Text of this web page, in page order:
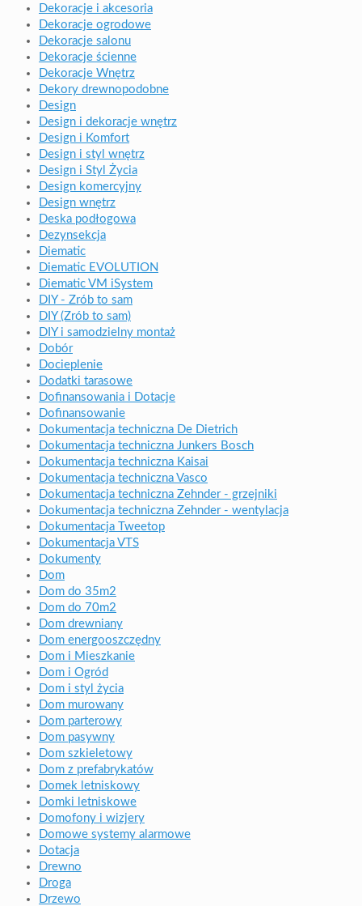
Dekoracje i akcesoria
Dekoracje ogrodowe
Dekoracje salonu
Dekoracje ścienne
Dekoracje Wnętrz
Dekory drewnopodobne
Design
Design i dekoracje wnętrz
Design i Komfort
Design i styl wnętrz
Design i Styl Życia
Design komercyjny
Design wnętrz
Deska podłogowa
Dezynsekcja
Diematic
Diematic EVOLUTION
Diematic VM iSystem
DIY - Zrób to sam
DIY (Zrób to sam)
DIY i samodzielny montaż
Dobór
Docieplenie
Dodatki tarasowe
Dofinansowania i Dotacje
Dofinansowanie
Dokumentacja techniczna De Dietrich
Dokumentacja techniczna Junkers Bosch
Dokumentacja techniczna Kaisai
Dokumentacja techniczna Vasco
Dokumentacja techniczna Zehnder - grzejniki
Dokumentacja techniczna Zehnder - wentylacja
Dokumentacja Tweetop
Dokumentacja VTS
Dokumenty
Dom
Dom do 35m2
Dom do 70m2
Dom drewniany
Dom energooszczędny
Dom i Mieszkanie
Dom i Ogród
Dom i styl życia
Dom murowany
Dom parterowy
Dom pasywny
Dom szkieletowy
Dom z prefabrykatów
Domek letniskowy
Domki letniskowe
Domofony i wizjery
Domowe systemy alarmowe
Dotacja
Drewno
Droga
Drzewo